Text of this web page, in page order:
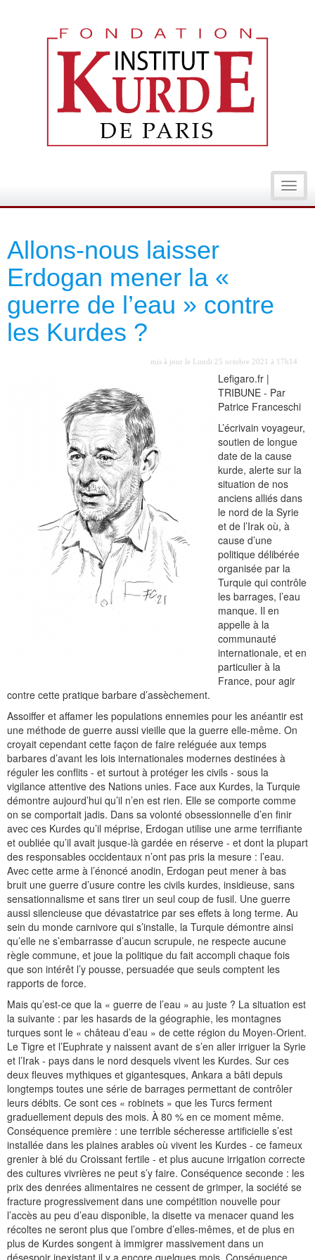
Allons-nous laisser
Erdogan mener la «
guerre de l’eau » contre
les Kurdes ?
mis à jour le Lundi 25 octobre 2021 à 17h14
Lefigaro.fr |
TRIBUNE - Par
Patrice Franceschi
L’écrivain voyageur,
soutien de longue
date de la cause
kurde, alerte sur la
situation de nos
anciens alliés dans
le nord de la Syrie
et de l’Irak où, à
cause d’une
politique délibérée
organisée par la
Turquie qui contrôle
les barrages, l’eau
manque. Il en
appelle à la
communauté
internationale, et en
particulier à la
France, pour agir
contre cette pratique barbare d’assèchement.
Assoiffer et affamer les populations ennemies pour les anéantir est
une méthode de guerre aussi vieille que la guerre elle-même. On
croyait cependant cette façon de faire reléguée aux temps
barbares d’avant les lois internationales modernes destinées à
réguler les conflits - et surtout à protéger les civils - sous la
vigilance attentive des Nations unies. Face aux Kurdes, la Turquie
démontre aujourd’hui qu’il n’en est rien. Elle se comporte comme
on se comportait jadis. Dans sa volonté obsessionnelle d’en finir
avec ces Kurdes qu’il méprise, Erdogan utilise une arme terrifiante
et oubliée qu’il avait jusque-là gardée en réserve - et dont la plupart
des responsables occidentaux n’ont pas pris la mesure : l’eau.
Avec cette arme à l’énoncé anodin, Erdogan peut mener à bas
bruit une guerre d’usure contre les civils kurdes, insidieuse, sans
sensationnalisme et sans tirer un seul coup de fusil. Une guerre
aussi silencieuse que dévastatrice par ses effets à long terme. Au
sein du monde carnivore qui s’installe, la Turquie démontre ainsi
qu’elle ne s’embarrasse d’aucun scrupule, ne respecte aucune
règle commune, et joue la politique du fait accompli chaque fois
que son intérêt l’y pousse, persuadée que seuls comptent les
rapports de force.
Mais qu’est-ce que la « guerre de l’eau » au juste ? La situation est
la suivante : par les hasards de la géographie, les montagnes
turques sont le « château d’eau » de cette région du Moyen-Orient.
Le Tigre et l’Euphrate y naissent avant de s’en aller irriguer la Syrie
et l’Irak - pays dans le nord desquels vivent les Kurdes. Sur ces
deux fleuves mythiques et gigantesques, Ankara a bâti depuis
longtemps toutes une série de barrages permettant de contrôler
leurs débits. Ce sont ces « robinets » que les Turcs ferment
graduellement depuis des mois. À 80 % en ce moment même.
Conséquence première : une terrible sécheresse artificielle s’est
installée dans les plaines arables où vivent les Kurdes - ce fameux
grenier à blé du Croissant fertile - et plus aucune irrigation correcte
des cultures vivrières ne peut s’y faire. Conséquence seconde : les
prix des denrées alimentaires ne cessent de grimper, la société se
fracture progressivement dans une compétition nouvelle pour
l’accès au peu d’eau disponible, la disette va menacer quand les
récoltes ne seront plus que l’ombre d’elles-mêmes, et de plus en
plus de Kurdes songent à immigrer massivement dans un